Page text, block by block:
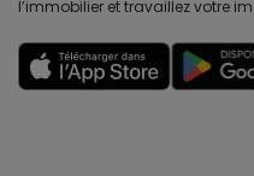
l’immobilier et travaillez votre